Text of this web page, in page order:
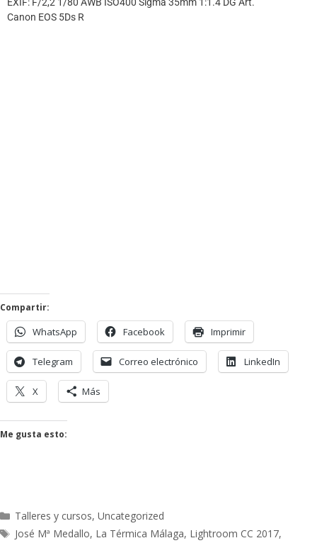
EXIF: F/2,2 1/80 AWB ISO400 Sigma 35mm 1:1.4 DG Art.
Canon EOS 5Ds R
Compartir:
WhatsApp Facebook Imprimir
Telegram Correo electrónico LinkedIn
X Más
Me gusta esto:
Talleres y cursos,Uncategorized
José Mª Medallo, La Térmica Málaga, Lightroom CC 2017,